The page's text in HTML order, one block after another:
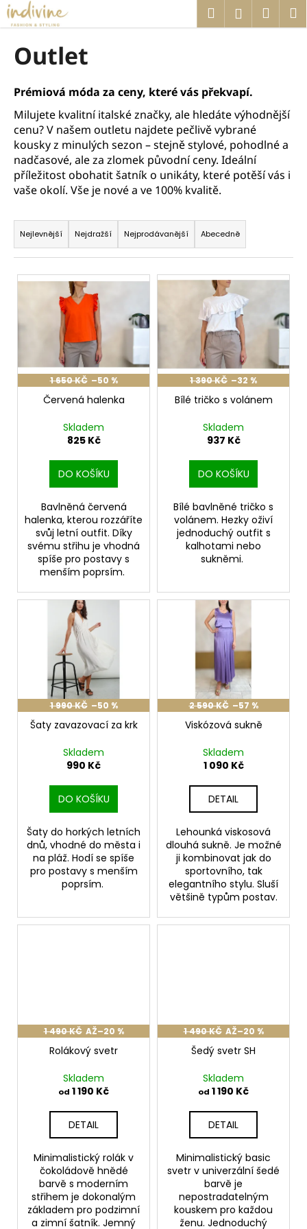
Přejít
na
obsah
Hledat
Outlet
Prémiová móda za ceny, které vás překvapí.
Milujete kvalitní italské značky, ale hledáte výhodnější
cenu? V našem outletu najdete pečlivě vybrané
kousky z minulých sezon – stejně stylové, pohodlné a
nadčasové, ale za zlomek původní ceny. Ideální
příležitost obohatit šatník o unikáty, které potěší vás i
vaše okolí. Vše je nové a ve 100% kvalitě.
Ř
a
z
e
p
d
Nejlevnější Nejdražší Nejprodávanější Abecedně
V
p
p
r 1 650 KČ –50 %
Červená halenka
Skladem
825 Kč
DO KOŠÍKU
Bavlněná červená
halenka, kterou rozzáříte
svůj letní outfit. Díky
svému střihu je vhodná
spíše pro postavy s
menším poprsím.
1 390 KČ –32 %
Bílé tričko s volánem
Skladem
937 Kč
DO KOŠÍKU
Bílé bavlněné tričko s
volánem. Hezky oživí
jednoduchý outfit s
kalhotami nebo
sukněmi.
1 990 KČ –50 %
Šaty zavazovací za krk
Skladem
990 Kč
DO KOŠÍKU
Šaty do horkých letních
dnů, vhodné do města i
na pláž. Hodí se spíše
pro postavy s menším
poprsím.
2 590 KČ –57 %
Viskózová sukně
Skladem
1 090 Kč
DETAIL
Lehounká viskosová
dlouhá sukně. Je možné
ji kombinovat jak do
sportovního, tak
elegantního stylu. Sluší
většině typům postav.
1 490 KČ AŽ–20 %
Rolákový svetr
Skladem
od 1 190 Kč
DETAIL
Minimalistický rolák v
čokoládově hnědé
barvě s moderním
střihem je dokonalým
základem pro podzimní
a zimní šatník. Jemný
1 490 KČ AŽ–20 %
Šedý svetr SH
Skladem
od 1 190 Kč
DETAIL
Minimalistický basic
svetr v univerzální šedé
barvě je
nepostradatelným
kouskem pro každou
ženu. Jednoduchý
K
o
o
p
o
t
ř
e
b
u
e
t
e
a
t
u